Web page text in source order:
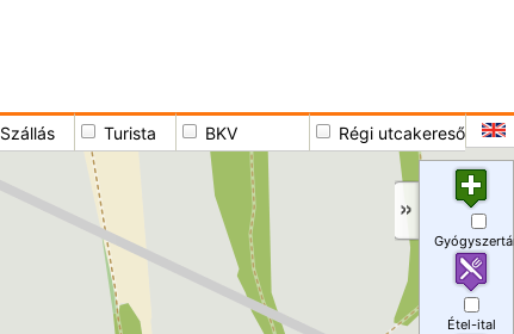
Szállás Turista BKV Régi utcakereső
Étel-ital